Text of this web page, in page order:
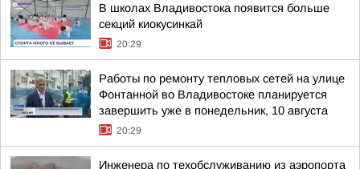
В школах Владивостока появится больше
секций киокусинкай
20:29
Работы по ремонту тепловых сетей на улице
Фонтанной во Владивостоке планируется
завершить уже в понедельник, 10 августа
20:29
Инженера по техобслуживанию из аэропорта